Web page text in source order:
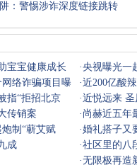
：警惕涉诈深度链接跳转
宝宝健康成长 ·央视曝光一
案近38亿
网络诈骗项目曝
·近200亿酸
指“拒招北京
·近悦远来 圣
传销案 · 尚赫近五年
发力
制“蕲艾赋
·婚礼搭子又
立5年以上
成 ·社区里的八
·无限极再造